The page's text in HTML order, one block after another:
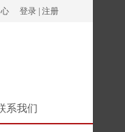
登录 注册
系我们